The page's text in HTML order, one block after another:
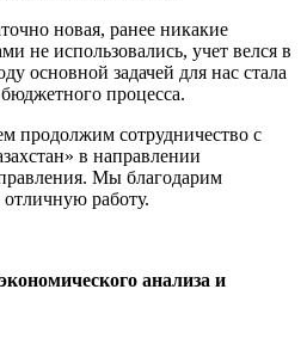
новая, ранее никакие
не использовались, учет велся в
основной задачей для нас стала
процесса.
продолжим сотрудничество с
в направлении
Мы благодарим
работу.
анализа и